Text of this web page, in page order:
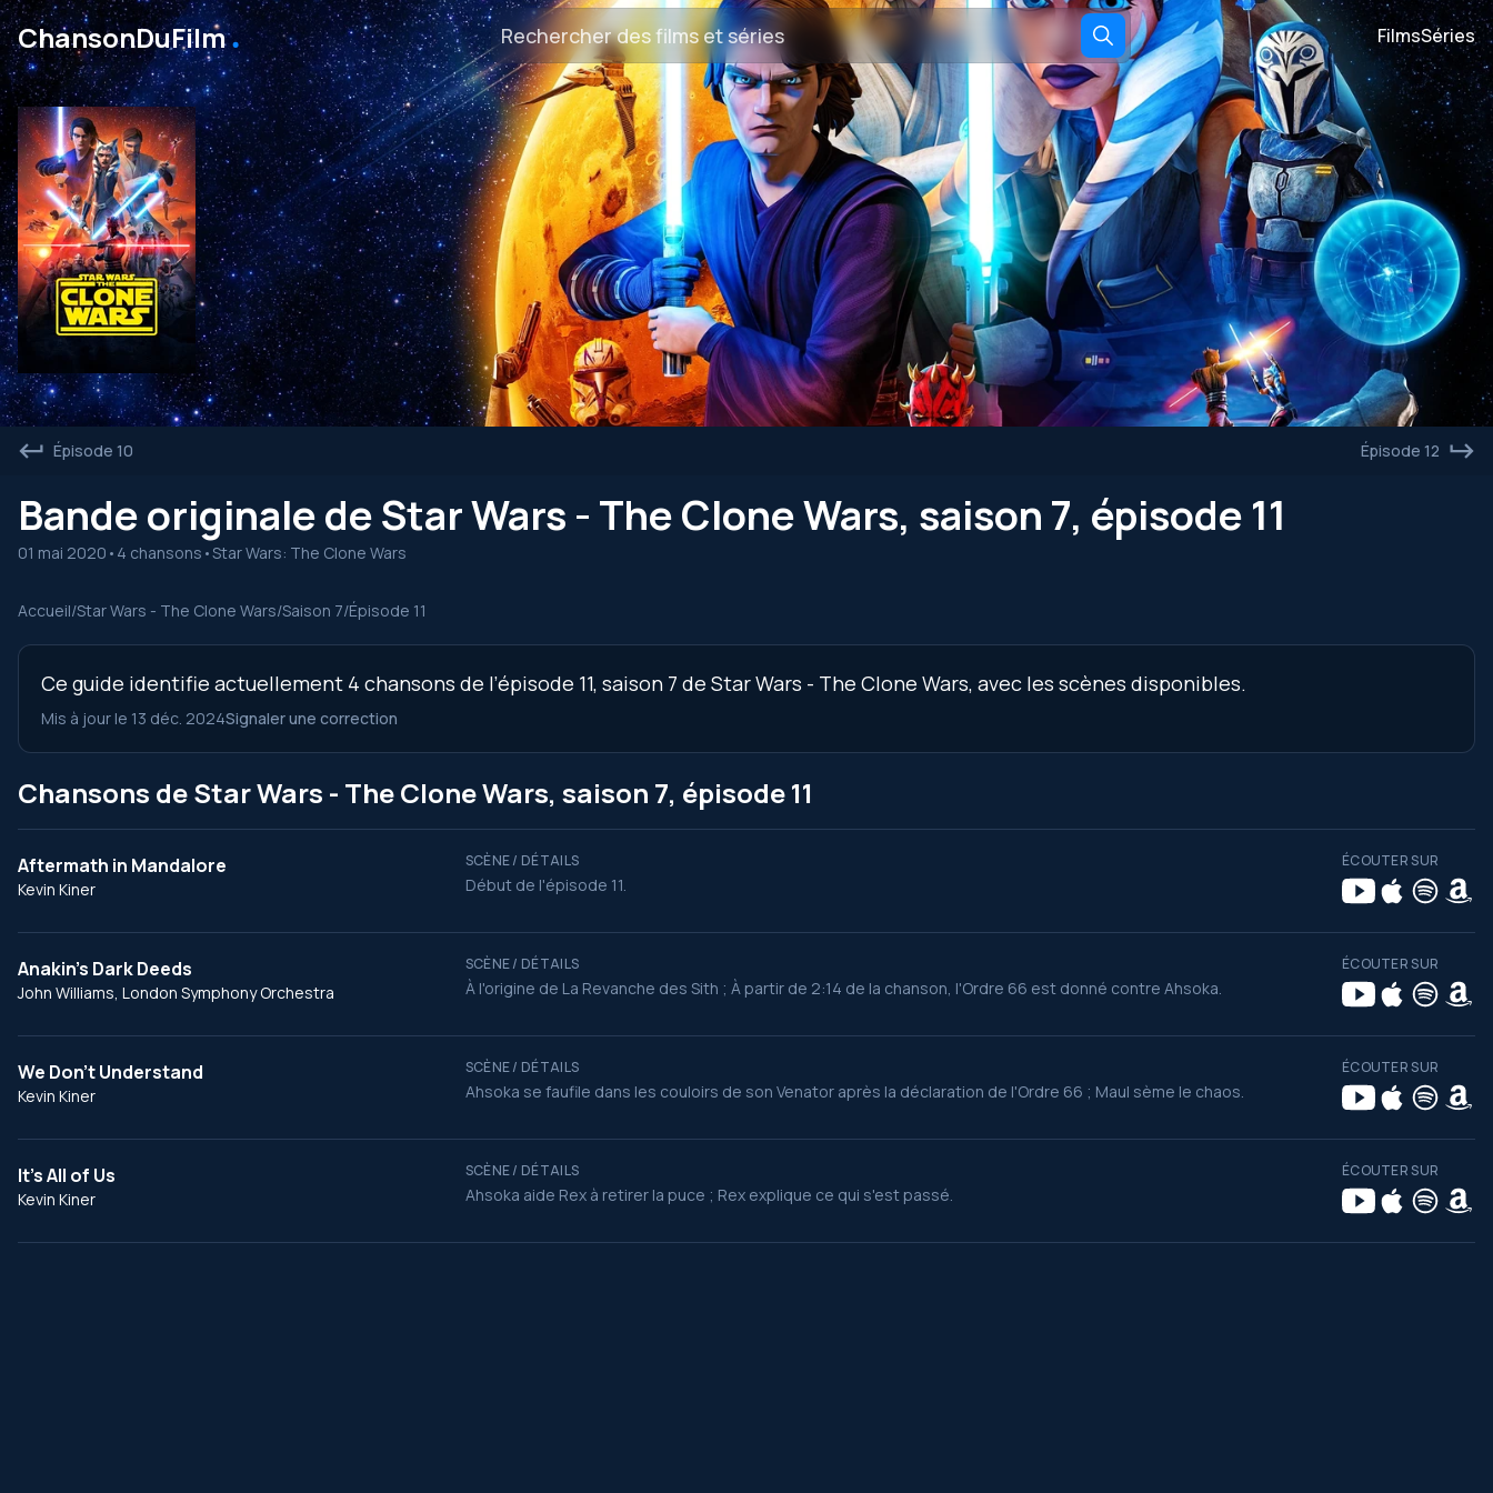
ChansonDuFilm․ FilmsSéries
Épisode 10 Épisode 12
Bande originale de Star Wars - The Clone Wars, saison 7, épisode 11
01 mai 2020 • 4 chansons •Star Wars: The Clone Wars
Accueil/Star Wars - The Clone Wars/Saison 7/Épisode 11
Ce guide identifie actuellement 4 chansons de l’épisode 11, saison 7 de Star Wars - The Clone Wars, avec les scènes disponibles.
Mis à jour le 13 déc. 2024Signaler une correction
Chansons de Star Wars - The Clone Wars, saison 7, épisode 11
Aftermath in Mandalore
Kevin Kiner
SCÈNE / DÉTAILS
Début de l'épisode 11.
ÉCOUTER SUR
Anakin's Dark Deeds
John Williams, London Symphony Orchestra
SCÈNE / DÉTAILS
À l'origine de La Revanche des Sith ; À partir de 2:14 de la chanson, l'Ordre 66 est donné contre Ahsoka.
ÉCOUTER SUR
We Don't Understand
Kevin Kiner
SCÈNE / DÉTAILS
Ahsoka se faufile dans les couloirs de son Venator après la déclaration de l'Ordre 66 ; Maul sème le chaos.
ÉCOUTER SUR
It's All of Us
Kevin Kiner
SCÈNE / DÉTAILS
Ahsoka aide Rex à retirer la puce ; Rex explique ce qui s'est passé.
ÉCOUTER SUR